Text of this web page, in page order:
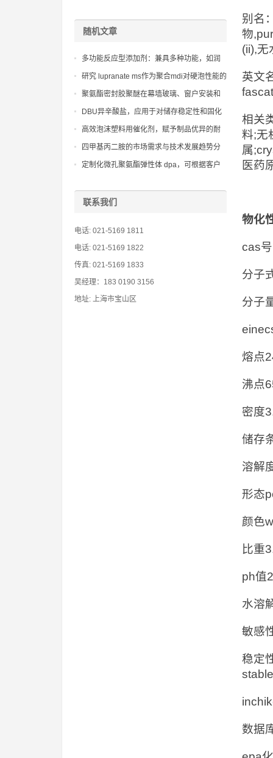
别名
物
(ii),无
英文
相关
料;无
属
医药
物化
cas
分子
分子
熔点
沸点
密度
储存
溶解
形态
颜色
比重
ph值
水溶
敏感
稳定
数据
随机文章
多功能反应型添加剂：兼具多种功能，如润
湿、分散和交联，提高产品附加值。
研究 lupranate ms作为聚合mdi对硬泡性能的
影响
聚氨酯密封胶聚醚在幕墙玻璃、窗户安装和
管道密封中的应用
DBU异辛酸盐，应用于对储存稳定性和固化
控制要求高的领域
高效泡沫塑料用催化剂，赋予制品优异的耐
候性和长久的使用寿命
四甲基丙二胺的市场需求与技术发展趋势分
析
定制化微孔聚氨酯弹性体 dpa，可根据客户
联系我们
电话: 021-5169 1811
电话: 021-5169 1822
传真: 021-5169 1833
吴经理：183 0190 3156
地址: 上海市宝山区